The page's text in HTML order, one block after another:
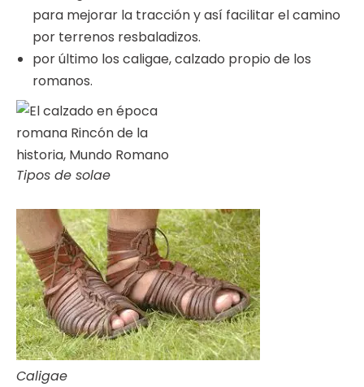
para mejorar la tracción y así facilitar el camino
por terrenos resbaladizos.
por último los caligae, calzado propio de los
romanos.
Tipos de solae
Caligae